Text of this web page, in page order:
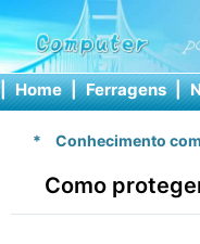
| Home | Ferragens |
* Conhecimento
Como